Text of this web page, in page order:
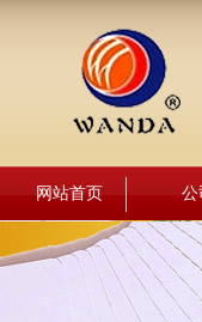
网站首页 公